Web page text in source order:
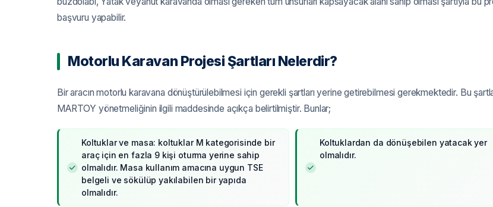
başvuru yapabilir.
Motorlu Karavan Projesi Şartları Nelerdir?
Bir aracın motorlu karavana dönüştürülebilmesi için gerekli şartları yerine getirebilmesi gerekmektedir. Bu
MARTOY yönetmeliğinin ilgili maddesinde açıkça belirtilmiştir. Bunlar;
Koltuklar ve masa: koltuklar M kategorisinde bir
araç için en fazla 9 kişi oturma yerine sahip
olmalıdır. Masa kullanım amacına uygun TSE
belgeli ve sökülüp yakılabilen bir yapıda
olmalıdır.
Koltuklardan da dönüşebilen yatacak yer
olmalıdır.